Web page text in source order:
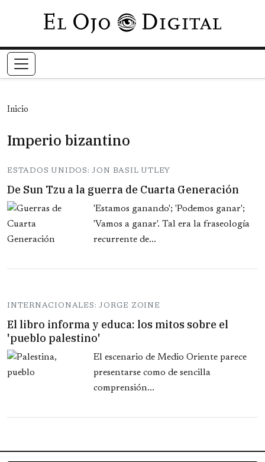
Pasar al contenido principal
Inicio
Imperio bizantino
ESTADOS UNIDOS: JON BASIL UTLEY
De Sun Tzu a la guerra de Cuarta Generación
'Estamos ganando'; 'Podemos ganar';
'Vamos a ganar'. Tal era la fraseología
recurrente de...
INTERNACIONALES: JORGE ZOINE
El libro informa y educa: los mitos sobre el
'pueblo palestino'
El escenario de Medio Oriente parece
presentarse como de sencilla
comprensión...